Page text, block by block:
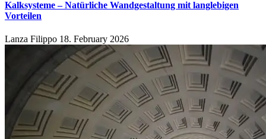
Kalksysteme – Natürliche Wandgestaltung mit langlebigen
Vorteilen
Lanza Filippo 18. February 2026